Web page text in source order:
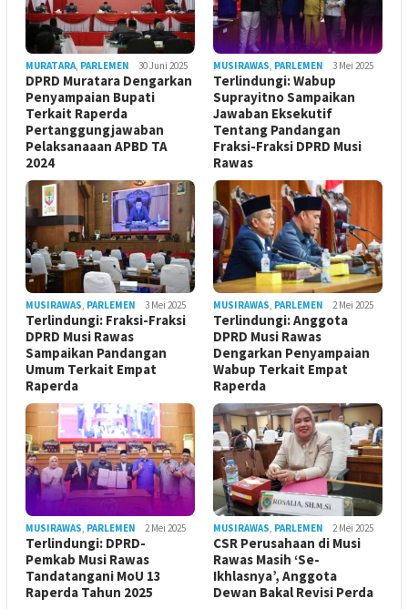
MURATARA, PARLEMEN 30 Juni 2025
DPRD Muratara Dengarkan
Penyampaian Bupati
Terkait Raperda
Pertanggungjawaban
Pelaksanaaan APBD TA
2024
MUSIRAWAS, PARLEMEN 3 Mei 2025
Terlindungi: Wabup
Suprayitno Sampaikan
Jawaban Eksekutif
Tentang Pandangan
Fraksi-Fraksi DPRD Musi
Rawas
MUSIRAWAS, PARLEMEN 3 Mei 2025
Terlindungi: Fraksi-Fraksi
DPRD Musi Rawas
Sampaikan Pandangan
Umum Terkait Empat
Raperda
MUSIRAWAS, PARLEMEN 2 Mei 2025
Terlindungi: Anggota
DPRD Musi Rawas
Dengarkan Penyampaian
Wabup Terkait Empat
Raperda
MUSIRAWAS, PARLEMEN 2 Mei 2025
Terlindungi: DPRD-
Pemkab Musi Rawas
Tandatangani MoU 13
Raperda Tahun 2025
MUSIRAWAS, PARLEMEN 2 Mei 2025
CSR Perusahaan di Musi
Rawas Masih ‘Se-
Ikhlasnya’, Anggota
Dewan Bakal Revisi Perda ‎